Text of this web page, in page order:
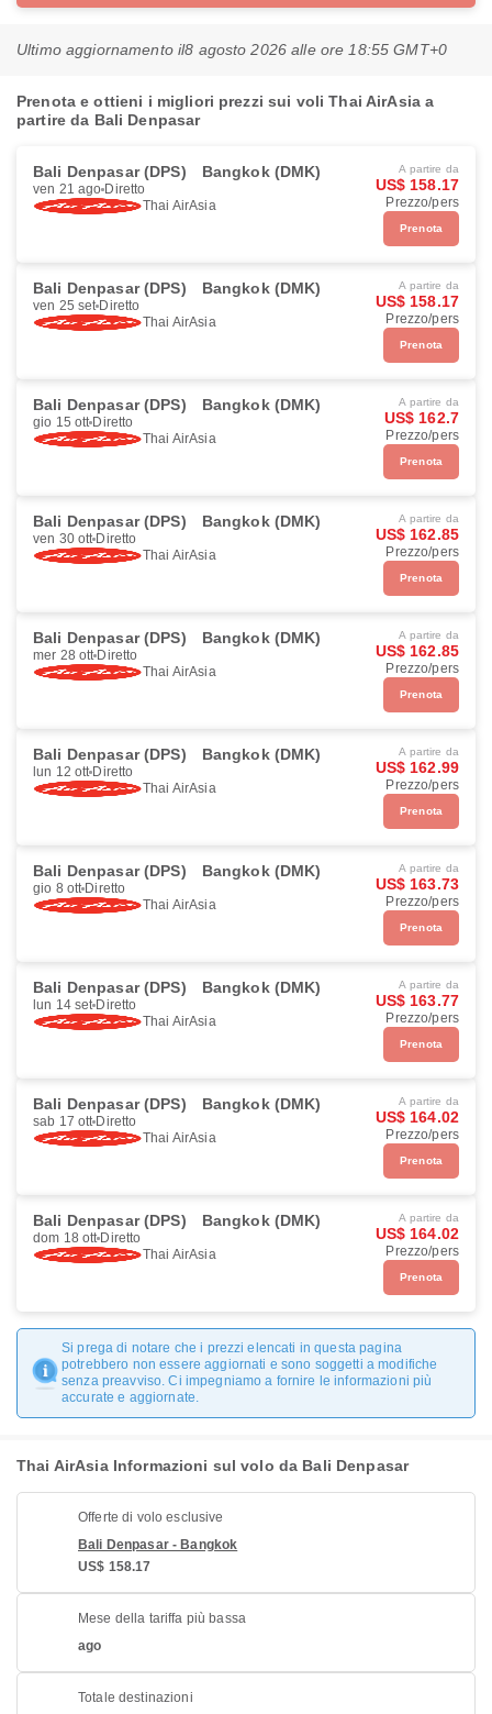
Ultimo aggiornamento il8 agosto 2026 alle ore 18:55 GMT+0
Prenota e ottieni i migliori prezzi sui voli Thai AirAsia a
partire da Bali Denpasar
Bali Denpasar (DPS) Bangkok (DMK)
ven 21 ago Diretto
Thai AirAsia
A partire da
US$ 158.17
Prezzo/pers
Prenota
Bali Denpasar (DPS) Bangkok (DMK)
ven 25 set Diretto
Thai AirAsia
A partire da
US$ 158.17
Prezzo/pers
Prenota
Bali Denpasar (DPS) Bangkok (DMK)
gio 15 ott Diretto
Thai AirAsia
A partire da
US$ 162.7
Prezzo/pers
Prenota
Bali Denpasar (DPS) Bangkok (DMK)
ven 30 ott Diretto
Thai AirAsia
A partire da
US$ 162.85
Prezzo/pers
Prenota
Bali Denpasar (DPS) Bangkok (DMK)
mer 28 ott Diretto
Thai AirAsia
A partire da
US$ 162.85
Prezzo/pers
Prenota
Bali Denpasar (DPS) Bangkok (DMK)
lun 12 ott Diretto
Thai AirAsia
A partire da
US$ 162.99
Prezzo/pers
Prenota
Bali Denpasar (DPS) Bangkok (DMK)
gio 8 ott Diretto
Thai AirAsia
A partire da
US$ 163.73
Prezzo/pers
Prenota
Bali Denpasar (DPS) Bangkok (DMK)
lun 14 set Diretto
Thai AirAsia
A partire da
US$ 163.77
Prezzo/pers
Prenota
Bali Denpasar (DPS) Bangkok (DMK)
sab 17 ott Diretto
Thai AirAsia
A partire da
US$ 164.02
Prezzo/pers
Prenota
Bali Denpasar (DPS) Bangkok (DMK)
dom 18 ott Diretto
Thai AirAsia
A partire da
US$ 164.02
Prezzo/pers
Prenota
Si prega di notare che i prezzi elencati in questa pagina
potrebbero non essere aggiornati e sono soggetti a modifiche
senza preavviso. Ci impegniamo a fornire le informazioni più
accurate e aggiornate.
Thai AirAsia Informazioni sul volo da Bali Denpasar
Offerte di volo esclusive
Bali Denpasar - Bangkok
US$ 158.17
Mese della tariffa più bassa
ago
Totale destinazioni